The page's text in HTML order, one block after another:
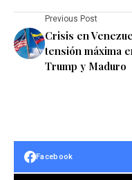
Previous Post
Crisis en
tensión máxima
Trump y Maduro
Facebook